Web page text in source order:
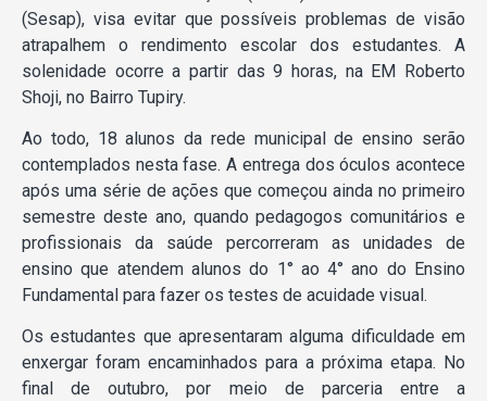
(Sesap), visa evitar que possíveis problemas de visão
atrapalhem o rendimento escolar dos estudantes. A
solenidade ocorre a partir das 9 horas, na EM Roberto
Shoji, no Bairro Tupiry.
Ao todo, 18 alunos da rede municipal de ensino serão
contemplados nesta fase. A entrega dos óculos acontece
após uma série de ações que começou ainda no primeiro
semestre deste ano, quando pedagogos comunitários e
profissionais da saúde percorreram as unidades de
ensino que atendem alunos do 1° ao 4° ano do Ensino
Fundamental para fazer os testes de acuidade visual.
Os estudantes que apresentaram alguma dificuldade em
enxergar foram encaminhados para a próxima etapa. No
final de outubro, por meio de parceria entre a